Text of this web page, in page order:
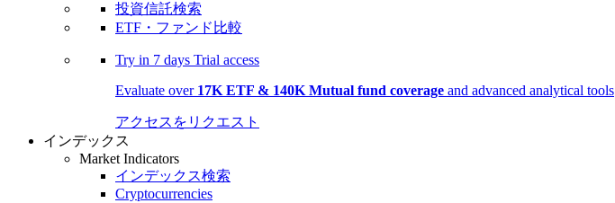
投資信託検索
ETF・ファンド比較
Try in 7 days Trial access
Evaluate over 17K ETF & 140K Mutual fund coverage and advanced analytical tools
アクセスをリクエスト
インデックス
Market Indicators
インデックス検索
Cryptocurrencies